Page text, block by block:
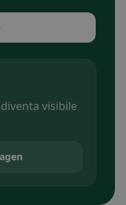
visibile